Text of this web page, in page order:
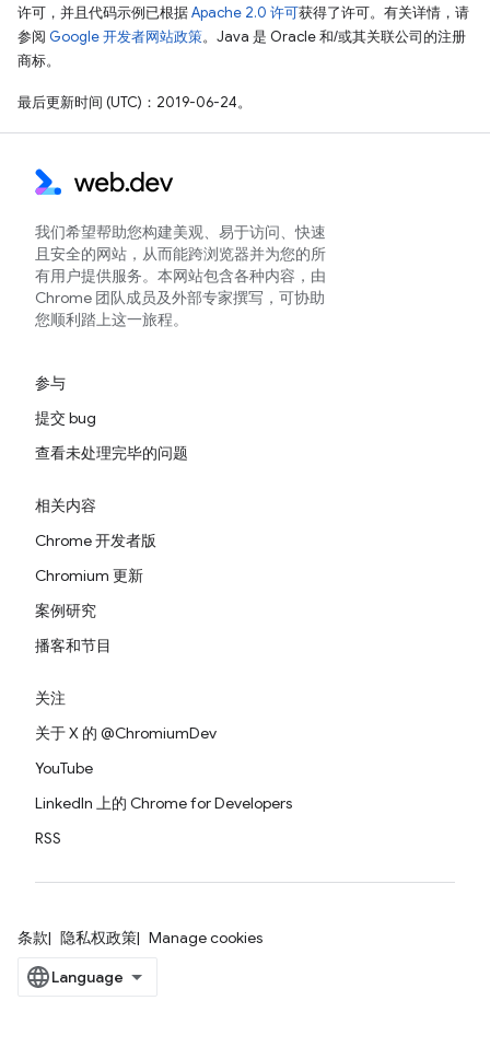
许可，并且代码示例已根据Apache 2.0 许可获得了许可。有关详情，请
参阅 Google 开发者网站政策。Java 是 Oracle 和/或其关联公司的注册
商标。
最后更新时间 (UTC)：2019-06-24。
我们希望帮助您构建美观、易于访问、快速
且安全的网站，从而能跨浏览器并为您的所
有用户提供服务。本网站包含各种内容，由
Chrome 团队成员及外部专家撰写，可协助
您顺利踏上这一旅程。
参与
提交 bug
查看未处理完毕的问题
相关内容
Chrome 开发者版
Chromium 更新
案例研究
播客和节目
关注
关于 X 的 @ChromiumDev
YouTube
LinkedIn 上的 Chrome for Developers
RSS
条款 隐私权政策 Manage cookies